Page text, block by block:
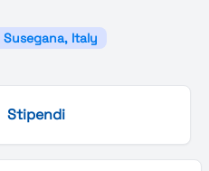
Italy
Stipendi